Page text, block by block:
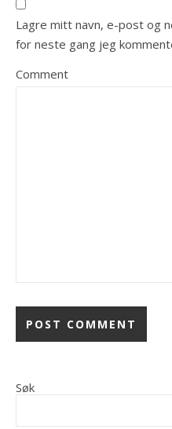
Lagre mitt navn, e-post og
for neste gang jeg
Comment
Søk